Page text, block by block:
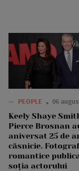
— PEOPLE 06
Keely Shaye
Pierce Brosnan
aniversat 25 de
căsnicie.
romantice
soția actorului